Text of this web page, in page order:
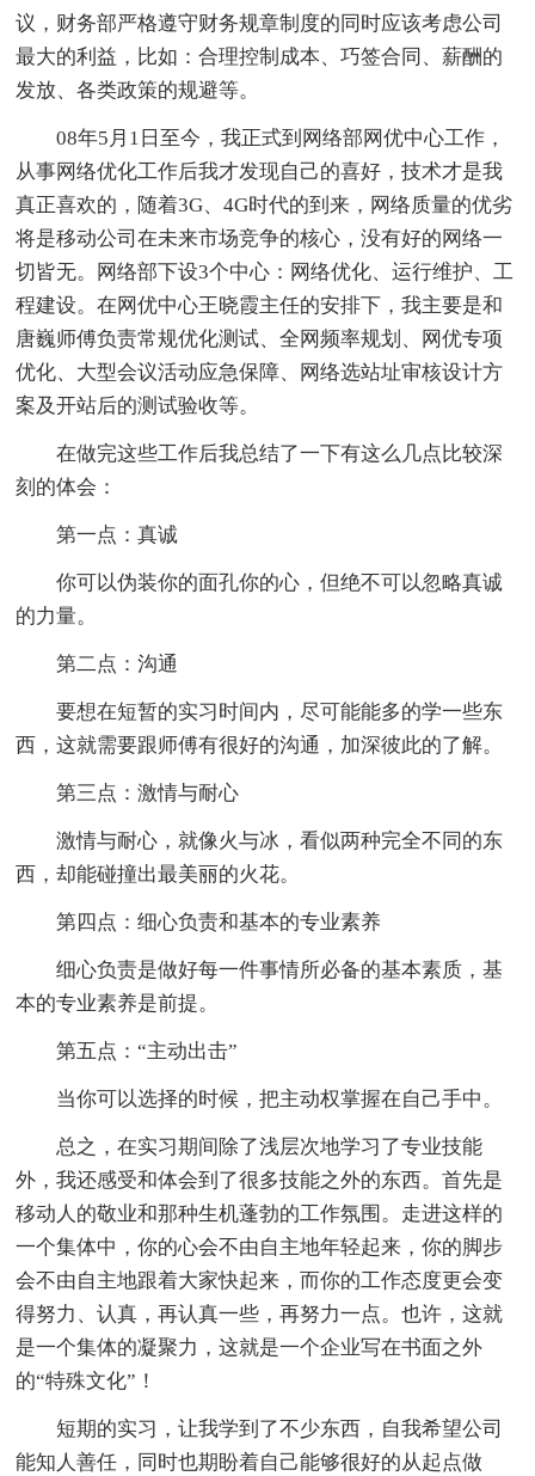
议，财务部严格遵守财务规章制度的同时应该考虑公司
最大的利益，比如：合理控制成本、巧签合同、薪酬的
发放、各类政策的规避等。
08年5月1日至今，我正式到网络部网优中心工作，
从事网络优化工作后我才发现自己的喜好，技术才是我
真正喜欢的，随着3G、4G时代的到来，网络质量的优劣
将是移动公司在未来市场竞争的核心，没有好的网络一
切皆无。网络部下设3个中心：网络优化、运行维护、工
程建设。在网优中心王晓霞主任的安排下，我主要是和
唐巍师傅负责常规优化测试、全网频率规划、网优专项
优化、大型会议活动应急保障、网络选站址审核设计方
案及开站后的测试验收等。
在做完这些工作后我总结了一下有这么几点比较深
刻的体会：
第一点：真诚
你可以伪装你的面孔你的心，但绝不可以忽略真诚
的力量。
第二点：沟通
要想在短暂的实习时间内，尽可能能多的学一些东
西，这就需要跟师傅有很好的沟通，加深彼此的了解。
第三点：激情与耐心
激情与耐心，就像火与冰，看似两种完全不同的东
西，却能碰撞出最美丽的火花。
第四点：细心负责和基本的专业素养
细心负责是做好每一件事情所必备的基本素质，基
本的专业素养是前提。
第五点：“主动出击”
当你可以选择的时候，把主动权掌握在自己手中。
总之，在实习期间除了浅层次地学习了专业技能
外，我还感受和体会到了很多技能之外的东西。首先是
移动人的敬业和那种生机蓬勃的工作氛围。走进这样的
一个集体中，你的心会不由自主地年轻起来，你的脚步
会不由自主地跟着大家快起来，而你的工作态度更会变
得努力、认真，再认真一些，再努力一点。也许，这就
是一个集体的凝聚力，这就是一个企业写在书面之外
的“特殊文化”！
短期的实习，让我学到了不少东西，自我希望公司
能知人善任，同时也期盼着自己能够很好的从起点做